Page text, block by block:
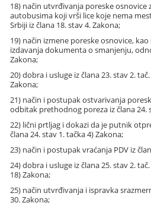
18) način utvrđivanja poreske osnovice
autobusima koji vrši lice koje nema
Srbiji iz člana 18. stav 4. Zakona;
19) način izmene poreske osnovice,
izdavanja dokumenta o smanjenju,
Zakona;
20) dobra i usluge iz člana 23. stav 2. tač.
Zakona;
21) način i postupak ostvarivanja
odbitak prethodnog poreza iz člana 24.
22) lični prtljag i dokazi da je putnik
člana 24. stav 1. tačka 4) Zakona;
23) način i postupak vraćanja PDV iz
24) dobra i usluge iz člana 25. stav 2. tač.
18) Zakona;
25) način utvrđivanja i ispravka
30. Zakona;